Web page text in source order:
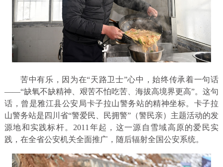
苦中有乐，因为在“天路卫士”心中，始终传承着一句话
——“缺氧不缺精神、艰苦不怕吃苦、海拔高境界更高”。这句
话，曾是雅江县公安局卡子拉山警务站的精神坐标。卡子拉
山警务站是四川省“警爱民、民拥警”（警民亲）主题活动的发
源地和实践标杆。2011年起，这一源自雪域高原的爱民实
践，在全省公安机关全面推广，随后辐射全国公安系统。